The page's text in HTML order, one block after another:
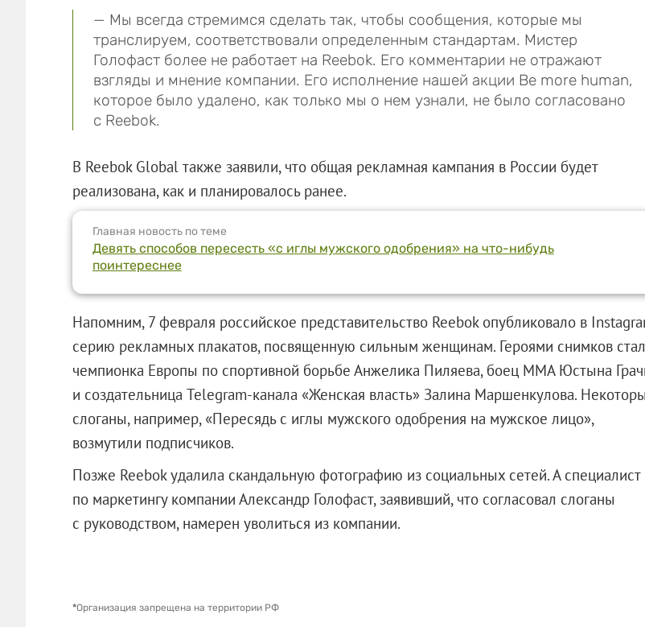
— Мы всегда стремимся сделать так, чтобы сообщения, которые мы
транслируем, соответствовали определенным стандартам. Мистер
Голофаст более не работает на Reebok. Его комментарии не отражают
взгляды и мнение компании. Его исполнение нашей акции Be more human,
которое было удалено, как только мы о нем узнали, не было согласовано
с Reebok.
В Reebok Global также заявили, что общая рекламная кампания в России будет
реализована, как и планировалось ранее.
Главная новость по теме
Девять способов пересесть «с иглы мужского одобрения» на что-нибудь
поинтереснее
Напомним, 7 февраля российское представительство Reebok опубликовало в
серию рекламных плакатов, посвященную сильным женщинам. Героями снимков
чемпионка Европы по спортивной борьбе Анжелика Пиляева, боец ММА Юстына
и создательница Telegram-канала «Женская власть» Залина Маршенкулова.
слоганы, например, «Пересядь с иглы мужского одобрения на мужское лицо»,
возмутили подписчиков.
Позже Reebok удалила скандальную фотографию из социальных сетей. А специалист
по маркетингу компании Александр Голофаст, заявивший, что согласовал слоганы
с руководством, намерен уволиться из компании.
*Организация запрещена на территории РФ